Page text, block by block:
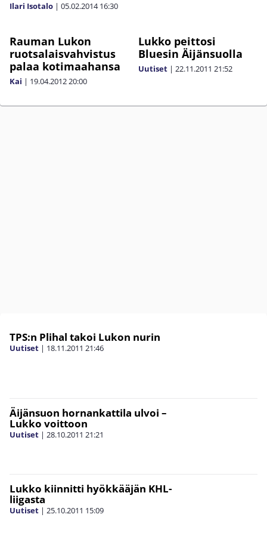
Ilari Isotalo | 05.02.2014 16:30
Rauman Lukon
ruotsalaisvahvistus
palaa kotimaahansa
Kai | 19.04.201220:00
Lukko peittosi
Bluesin Äijänsuolla
Uutiset | 22.11.2011 21:52
TPS:n Plihal takoi Lukon nurin
Uutiset | 18.11.2011 21:46
Äijänsuon hornankattila ulvoi –
Lukko voittoon
Uutiset | 28.10.2011 21:21
Lukko kiinnitti hyökkääjän KHL-
liigasta
Uutiset | 25.10.2011 15:09